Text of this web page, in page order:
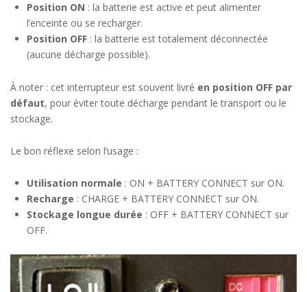
Position ON : la batterie est active et peut alimenter
l’enceinte ou se recharger.
Position OFF : la batterie est totalement déconnectée
(aucune décharge possible).
À noter : cet interrupteur est souvent livré en position OFF par
défaut, pour éviter toute décharge pendant le transport ou le
stockage.
Le bon réflexe selon l’usage :
Utilisation normale : ON + BATTERY CONNECT sur ON.
Recharge : CHARGE + BATTERY CONNECT sur ON.
Stockage longue durée : OFF + BATTERY CONNECT sur
OFF.